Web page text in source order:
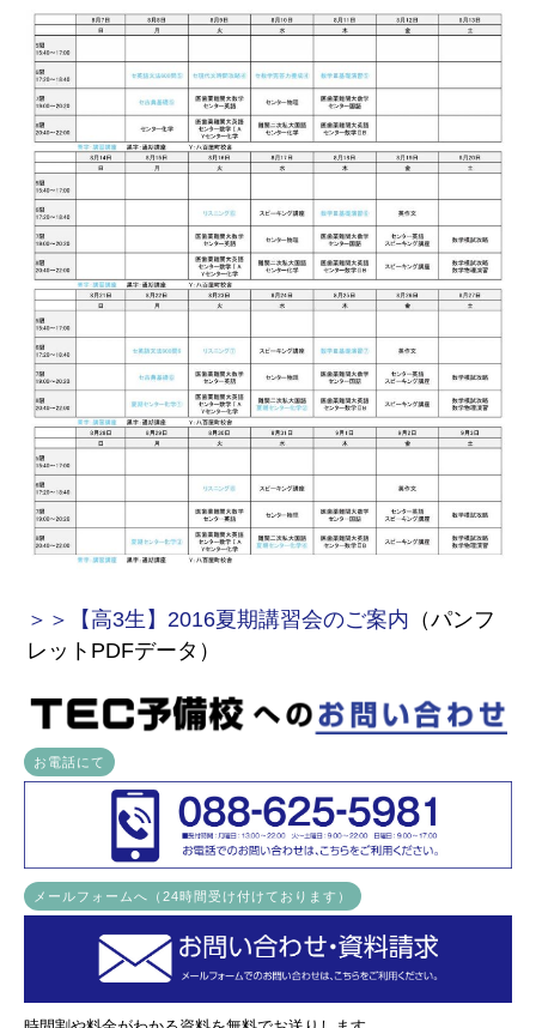
＞＞【高3生】2016夏期講習会のご案内 （パンフ
レットPDFデータ）
お電話にて
メールフォームへ（24時間受け付けております）